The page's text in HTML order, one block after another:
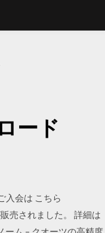
ード
入会は こちら
売されました。 詳細は